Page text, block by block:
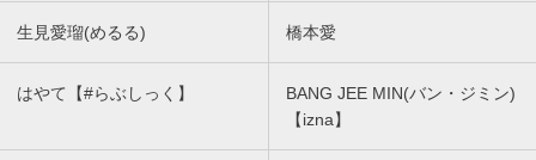
生見愛瑠(めるる) 橋本愛
はやて【#らぶしっく】
BANG JEE MIN(バン・ジミン)
【izna】